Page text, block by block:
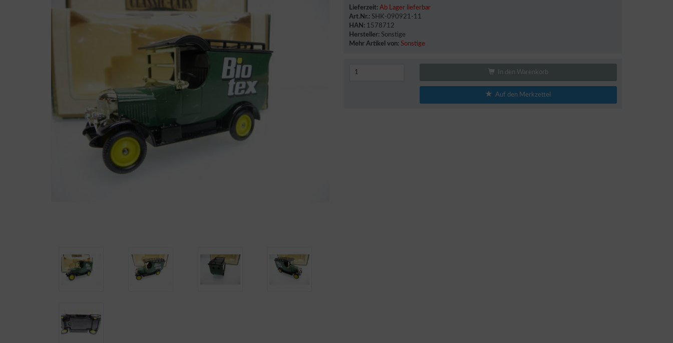
Lieferzeit: Ab Lager lieferbar
Art.Nr.: SHK-090921-11
HAN: 1578712
Hersteller: Sonstige
Mehr Artikel von: Sonstige
In den Warenkorb
Auf den Merkzettel